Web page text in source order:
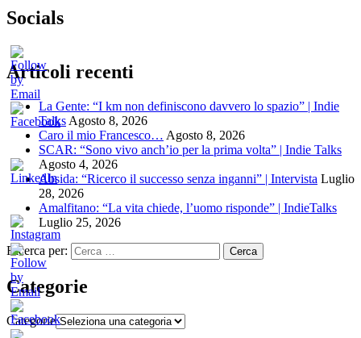
Socials
Articoli recenti
La Gente: “I km non definiscono davvero lo spazio” | Indie
Talks Agosto 8, 2026
Caro il mio Francesco… Agosto 8, 2026
SCAR: “Sono vivo anch’io per la prima volta” | Indie Talks
Agosto 4, 2026
Absida: “Ricerco il successo senza inganni” | Intervista Luglio
28, 2026
Amalfitano: “La vita chiede, l’uomo risponde” | IndieTalks
Luglio 25, 2026
Ricerca per:
Categorie
Categorie